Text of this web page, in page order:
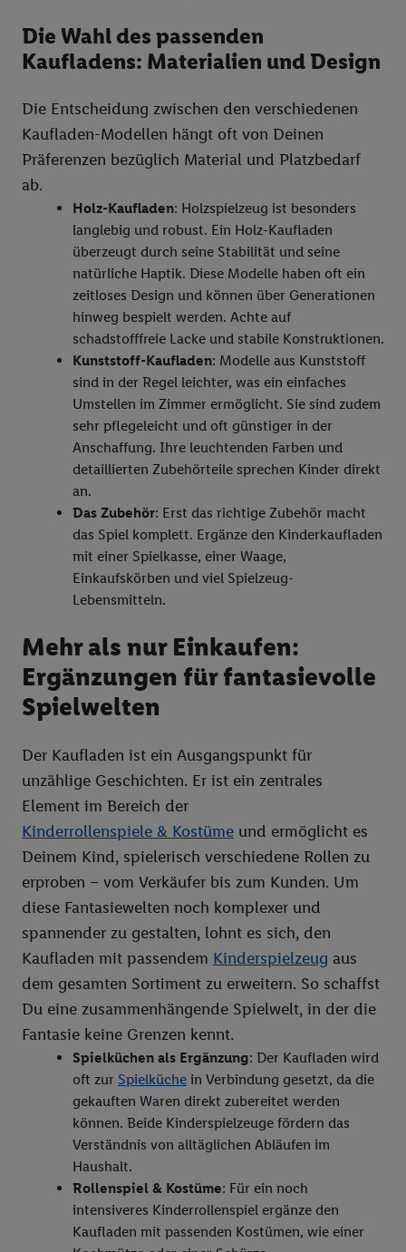
Die Wahl des passenden
Kaufladens: Materialien und Design
Die Entscheidung zwischen den verschiedenen
Kaufladen-Modellen hängt oft von Deinen
Präferenzen bezüglich Material und Platzbedarf
ab.
Holz-Kaufladen: Holzspielzeug ist besonders
langlebig und robust. Ein Holz-Kaufladen
überzeugt durch seine Stabilität und seine
natürliche Haptik. Diese Modelle haben oft ein
zeitloses Design und können über Generationen
hinweg bespielt werden. Achte auf
schadstofffreie Lacke und stabile Konstruktionen.
Kunststoff-Kaufladen: Modelle aus Kunststoff
sind in der Regel leichter, was ein einfaches
Umstellen im Zimmer ermöglicht. Sie sind zudem
sehr pflegeleicht und oft günstiger in der
Anschaffung. Ihre leuchtenden Farben und
detaillierten Zubehörteile sprechen Kinder direkt
an.
Das Zubehör: Erst das richtige Zubehör macht
das Spiel komplett. Ergänze den Kinderkaufladen
mit einer Spielkasse, einer Waage,
Einkaufskörben und viel Spielzeug-
Lebensmitteln.
Mehr als nur Einkaufen:
Ergänzungen für fantasievolle
Spielwelten
Der Kaufladen ist ein Ausgangspunkt für
unzählige Geschichten. Er ist ein zentrales
Element im Bereich der
Kinderrollenspiele & Kostüme und ermöglicht es
Deinem Kind, spielerisch verschiedene Rollen zu
erproben – vom Verkäufer bis zum Kunden. Um
diese Fantasiewelten noch komplexer und
spannender zu gestalten, lohnt es sich, den
Kaufladen mit passendem Kinderspielzeug aus
dem gesamten Sortiment zu erweitern. So schaffst
Du eine zusammenhängende Spielwelt, in der die
Fantasie keine Grenzen kennt.
Spielküchen als Ergänzung: Der Kaufladen wird
oft zur Spielküche in Verbindung gesetzt, da die
gekauften Waren direkt zubereitet werden
können. Beide Kinderspielzeuge fördern das
Verständnis von alltäglichen Abläufen im
Haushalt.
Rollenspiel & Kostüme: Für ein noch
intensiveres Kinderrollenspiel ergänze den
Kaufladen mit passenden Kostümen, wie einer
erläuterten Möglichkeit, Ihre Einwilligung generell zu
widerrufen - jederzeit auch über das Datenschutzportal von
Utiq („consenthub“) oder über „Anpassen“/„Nutzung der
Marketing“ am unteren Ende dieser Einwilligung (nur für die
Lidl-Dienste) widerrufen. Weitere Informationen finden Sie in
denDatenschutzbestimmungen von Utiq.
Durch einen Klick auf „Ablehnen“ können Sie nur den Einsatz
notwendiger Techniken zulassen. Durch einen Klick auf
„Zustimmen“ stimmen Sie allen Verarbeitungen zu sämtlichen
vorgenannten Zwecken unter Einbindung sämtlicher
genannten Partner zu. Weitere Informationen, auch zur
Speicherdauer der Daten und zu Ihrem Recht, Ihre
Einwilligung jederzeit mit Wirkung für die Zukunft zu
widerrufen, finden Sie in unserenDatenschutzbestimmungen.
Die Impressen finden Sie hier.Unter „Anpassen“ können Sie
einzelne Verwendungszwecke oder Partner zulassen; das gilt
auch für die nachfolgend schlagwortartig benannten Zwecke
und Funktionen im Rahmen des Einsatzes des IAB TCF für
Werbung und Erfolgsmessung:
Gewährleistung der Sicherheit, Verhinderung und Aufdeckung
von Betrug und Fehlerbehebung, Bereitstellung und Anzeige
von Werbung und Inhalten, Abgleichung und Kombination
von Daten aus unterschiedlichen Quellen, Verknüpfung
verschiedener Endgeräte, Identifikation von Geräten anhand
automatisch übermittelter Informationen, Messung des
Erfolgs von Werbekampagnen durch TTD und Nutzung der
Marketing, sowie:
Verwendung genauer Standortdaten. Erstellung von
Profilen für personalisierte Werbung. Speichern von oder
Zugriff auf Informationen auf einem Endgerät.
von Zielgruppen durch Statistiken oder Kombinationen
von Daten aus verschiedenen Quellen. Verwendung
reduzierter Daten zur Auswahl von Werbeanzeigen.
Messung der Werbeleistung. Verwendung von Profilen
zur Auswahl personalisierter Werbung.
Liste der Partner (Lieferanten)